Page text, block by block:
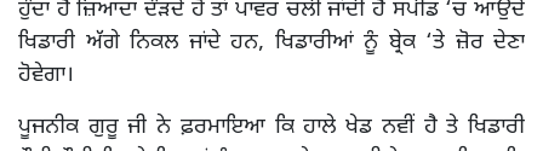
ਹੁੰਦਾ ਹੈ ਜ਼ਿਆਦਾ ਦੌੜਦੇ ਹੋ ਤਾਂ ਪਾਵਰ ਚਲੀ ਜਾਂਦੀ ਹੈ ਸਪੀਡ ‘ਚ ਆਉਂਦੇ
ਖਿਡਾਰੀ ਅੱਗੇ ਨਿਕਲ ਜਾਂਦੇ ਹਨ, ਖਿਡਾਰੀਆਂ ਨੂੰ ਬ੍ਰੇਕ ‘ਤੇ ਜ਼ੋਰ ਦੇਣਾ
ਹੋਵੇਗਾ।
ਪੂਜਨੀਕ ਗੁਰੂ ਜੀ ਨੇ ਫ਼ਰਮਾਇਆ ਕਿ ਹਾਲੇ ਖੇਡ ਨਵੀਂ ਹੈ ਤੇ ਖਿਡਾਰੀ